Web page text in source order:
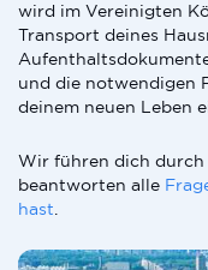
wird im Vereinigten
Transport deines
und die notwendigen
deinem neuen Leben
Wir führen dich durch
beantworten alle
hast